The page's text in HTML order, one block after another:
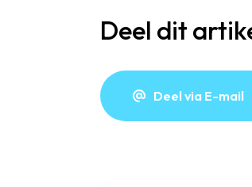
Deel dit
Deel via E-mail